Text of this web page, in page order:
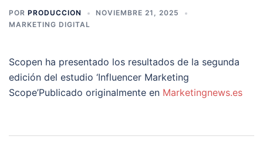
POR PRODUCCION
NOVIEMBRE 21, 2025
MARKETING DIGITAL
Scopen ha presentado los resultados de la segunda
edición del estudio ‘Influencer Marketing
Scope’Publicado originalmente en Marketingnews.es